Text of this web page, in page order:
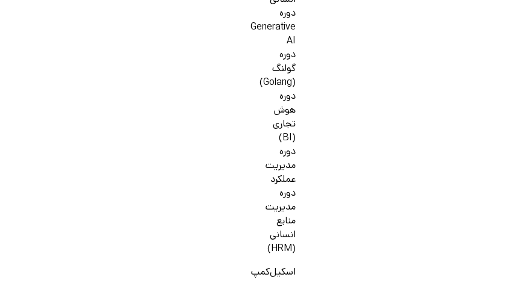
دوره
Generative
AI
دوره
گولنگ
(Golang)
دوره
هوش
تجاری
(BI)
دوره
مدیریت
عملکرد
دوره
مدیریت
منابع
انسانی
(HRM)
اسکیل‌کمپ